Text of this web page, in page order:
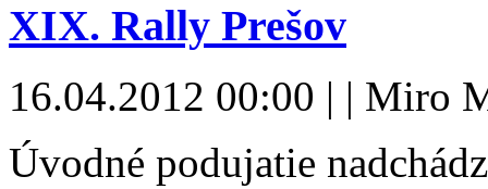
XIX. Rally Prešov
16.04.2012 00:00 | | Miro
Úvodné podujatie